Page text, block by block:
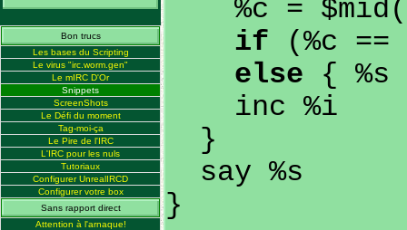
Bon trucs
Les bases du Scripting
Le virus "irc.worm.gen"
Le mIRC D'Or
Snippets
ScreenShots
Le Défi du moment
Tag-moi-ça
Le Pire de l'IRC
L'IRC pour les nuls
Tutoriaux
Configurer UnrealIRCD
Configurer votre box
Sans rapport direct
Attention à l'arnaque!
%c =
if (%c
else { %s
inc %i
}
say %s
}